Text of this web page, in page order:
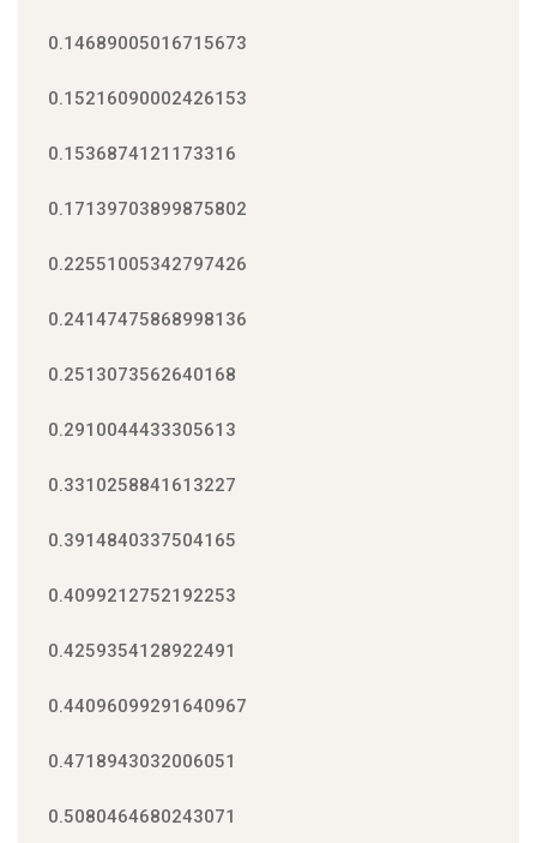
0.14689005016715673
0.15216090002426153
0.1536874121173316
0.17139703899875802
0.22551005342797426
0.24147475868998136
0.2513073562640168
0.2910044433305613
0.3310258841613227
0.3914840337504165
0.4099212752192253
0.4259354128922491
0.44096099291640967
0.4718943032006051
0.5080464680243071